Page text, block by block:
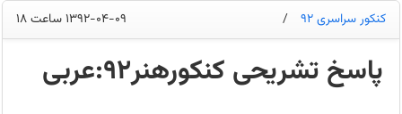
کنکور سراسری 92 / 1392-04-09 ساعت 18
پاسخ تشریحی کنکورهنر92:عربی